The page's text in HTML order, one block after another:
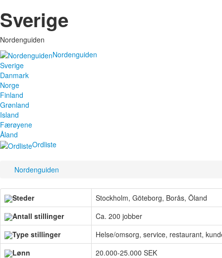
Sverige
Nordenguiden
Nordenguiden
Sverige
Danmark
Norge
Finland
Grønland
Island
Færøyene
Åland
Ordliste
Nordenguiden
Steder
Stockholm, Göteborg, Borås, Öland
Antall stillinger
Ca. 200 jobber
Type stillinger
Helse/omsorg, service, restaurant,
Lønn
20.000-25.000 SEK